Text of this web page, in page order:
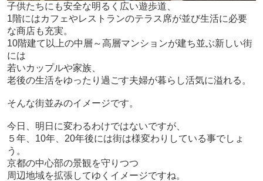
子供たちにも安全な明るく広い遊歩道、
1階にはカフェやレストランのテラス席が並び生活に必要
な商店も充実。
10階建て以上の中層～高層マンションが建ち並ぶ新しい街
には
若いカップルや家族、
老後の生活をゆったり過ごす夫婦が暮らし活気に溢れる。
そんな街並みのイメージです。
今日、明日に変わるわけではないですが、
５年、10年、20年後には街は様変わりしている事でしょ
う。
京都の中心部の景観を守りつつ
周辺地域を拡張してゆくイメージですね。